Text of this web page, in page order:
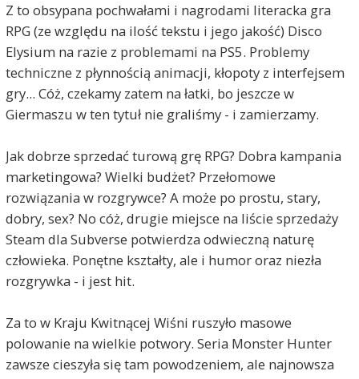
Z to obsypana pochwałami i nagrodami literacka gra
RPG (ze względu na ilość tekstu i jego jakość) Disco
Elysium na razie z problemami na PS5. Problemy
techniczne z płynnością animacji, kłopoty z interfejsem
gry... Cóż, czekamy zatem na łatki, bo jeszcze w
Giermaszu w ten tytuł nie graliśmy - i zamierzamy.
Jak dobrze sprzedać turową grę RPG? Dobra kampania
marketingowa? Wielki budżet? Przełomowe
rozwiązania w rozgrywce? A może po prostu, stary,
dobry, sex? No cóż, drugie miejsce na liście sprzedaży
Steam dla Subverse potwierdza odwieczną naturę
człowieka. Ponętne kształty, ale i humor oraz niezła
rozgrywka - i jest hit.
Za to w Kraju Kwitnącej Wiśni ruszyło masowe
polowanie na wielkie potwory. Seria Monster Hunter
zawsze cieszyła się tam powodzeniem, ale najnowsza